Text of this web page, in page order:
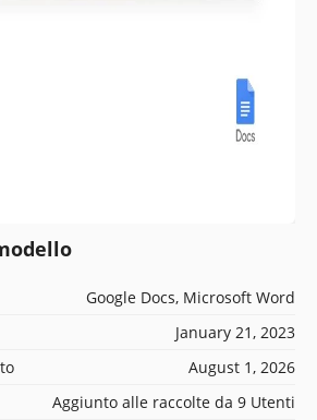
Google Docs, Microsoft Word
January 21, 2023
August 1, 2026
Aggiunto alle raccolte da 9 Utenti